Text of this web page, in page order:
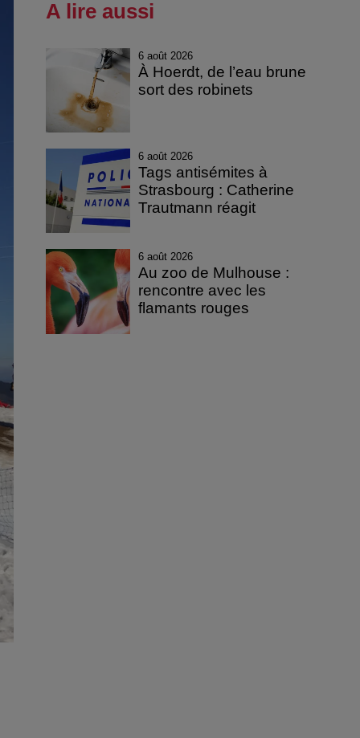
A lire aussi
6 août 2026
À Hoerdt, de l’eau brune
sort des robinets
6 août 2026
Tags antisémites à
Strasbourg : Catherine
Trautmann réagit
6 août 2026
Au zoo de Mulhouse :
rencontre avec les
flamants rouges